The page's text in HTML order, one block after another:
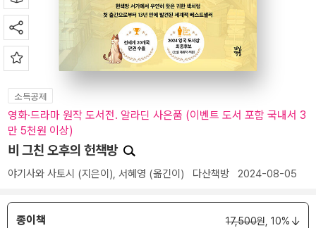
소득공제
영화·드라마 원작 도서전. 알라딘 사은품 (이벤트 도서 포함 국내서 3
만 5천원 이상)
비 그친 오후의 헌책방
야기사와 사토시 (지은이), 서혜영 (옮긴이) 다산책방 2024-08-05
종이책 17,500원, 10%